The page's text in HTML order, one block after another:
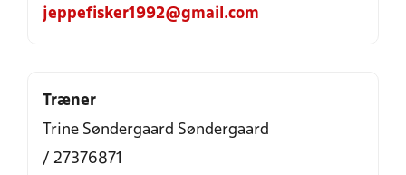
jeppefisker1992@gmail.com
Træner
Trine Søndergaard Søndergaard
/ 27376871